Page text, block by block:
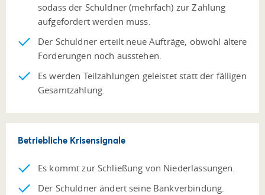
sodass der Schuldner (mehrfach) zur Zahlung
aufgefordert werden muss.
Der Schuldner erteilt neue Aufträge, obwohl ältere
Forderungen noch ausstehen.
Es werden Teilzahlungen geleistet statt der fälligen
Gesamtzahlung.
Betriebliche Krisensignale
Es kommt zur Schließung von Niederlassungen.
Der Schuldner ändert seine Bankverbindung.